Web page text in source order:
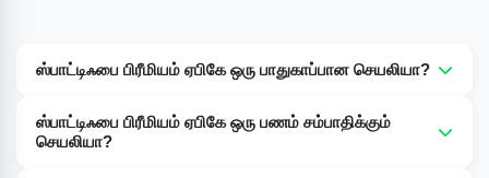
ஸ்பாட்டிஃபை பிரீமியம் ஏபிகே ஒரு பாதுகாப்பான செயலியா?
ஆம், Spotify Premium Apk முற்றிலும் பாதுகாப்பானது மற்றும்
வைரஸ்கள் அல்லது தீம்பொருள்கள் அற்றது.
ஸ்பாட்டிஃபை பிரீமியம் ஏபிகே ஒரு பணம் சம்பாதிக்கும்
செயலியா?